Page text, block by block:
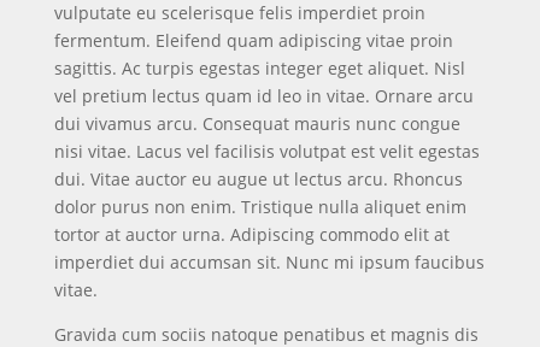
vulputate eu scelerisque felis imperdiet proin
fermentum. Eleifend quam adipiscing vitae proin
sagittis. Ac turpis egestas integer eget aliquet. Nisl
vel pretium lectus quam id leo in vitae. Ornare arcu
dui vivamus arcu. Consequat mauris nunc congue
nisi vitae. Lacus vel facilisis volutpat est velit egestas
dui. Vitae auctor eu augue ut lectus arcu. Rhoncus
dolor purus non enim. Tristique nulla aliquet enim
tortor at auctor urna. Adipiscing commodo elit at
imperdiet dui accumsan sit. Nunc mi ipsum faucibus
vitae.
Gravida cum sociis natoque penatibus et magnis dis